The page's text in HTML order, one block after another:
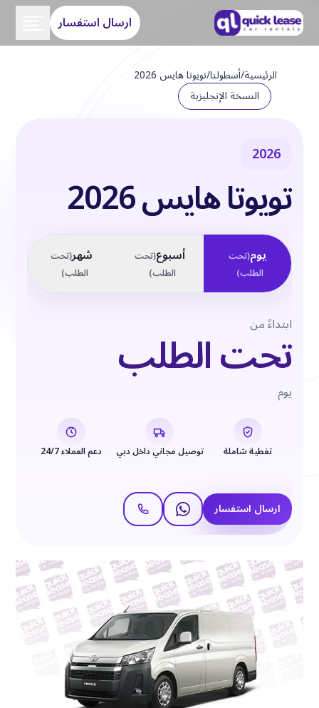
ارسال استفسار
الرئيسية/أسطولنا/تويوتا هايس 2026
النسخة الإنجليزية
2026
تويوتا هايس 2026
يوم(تحت
الطلب)
أسبوع(تحت
الطلب)
شهر(تحت
الطلب)
ابتداءً من
تحت الطلب
يوم
تغطية شاملة توصيل مجاني داخل دبي دعم العملاء 24/7
ارسال استفسار